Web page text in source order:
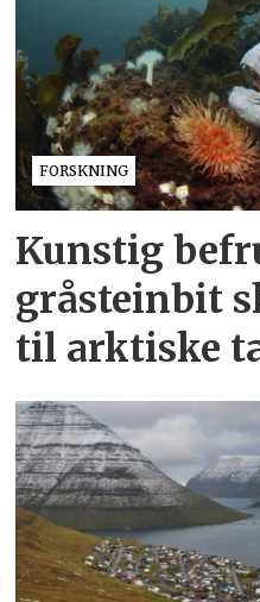
FORSKNING
Kunstig
gråsteinbit
til arktiske